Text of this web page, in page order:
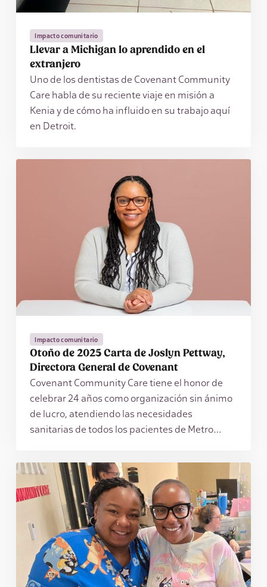
Impacto comunitario
Llevar a Michigan lo aprendido en el
extranjero
Uno de los dentistas de Covenant Community
Care habla de su reciente viaje en misión a
Kenia y de cómo ha influido en su trabajo aquí
en Detroit.
Impacto comunitario
Otoño de 2025 Carta de Joslyn Pettway,
Directora General de Covenant
Covenant Community Care tiene el honor de
celebrar 24 años como organización sin ánimo
de lucro, atendiendo las necesidades
sanitarias de todos los pacientes de Metro
independientemente de su capacidad de
pago.